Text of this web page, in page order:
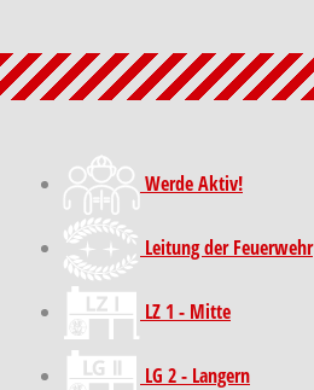
Werde Aktiv!
Leitung der Feuerwehr
LZ 1 - Mitte
LG 2 - Langern